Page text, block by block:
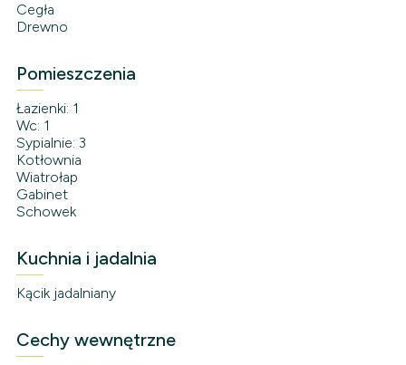
Cegła
Drewno
Pomieszczenia
Łazienki: 1
Wc: 1
Sypialnie: 3
Kotłownia
Wiatrołap
Gabinet
Schowek
Kuchnia i jadalnia
Kącik jadalniany
Cechy wewnętrzne